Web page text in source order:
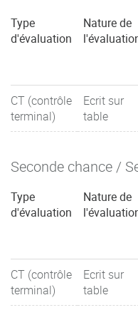
Type
d'évaluation
Nature de
CT (contrôle
terminal)
Ecrit sur
table
Seconde chance /
Type
d'évaluation
Nature de
CT (contrôle
terminal)
Ecrit sur
table